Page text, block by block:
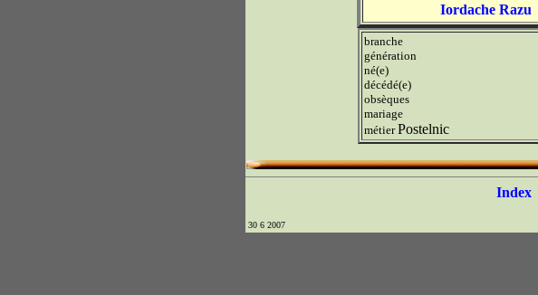
Iordache Razu
branche
génération
né(e)
décédé(e)
obsèques
mariage
métierPostelnic
Index
30 6 2007